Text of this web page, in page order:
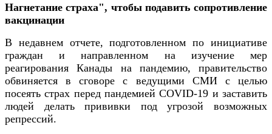
Нагнетание страха", чтобы подавить сопротивление
вакцинации
В недавнем отчете, подготовленном по инициативе
граждан и направленном на изучение мер
реагирования Канады на пандемию, правительство
обвиняется в сговоре с ведущими СМИ с целью
посеять страх перед пандемией COVID-19 и заставить
людей делать прививки под угрозой возможных
репрессий.